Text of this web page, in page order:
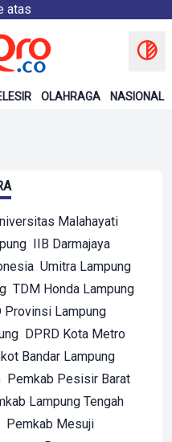
atas
OLAHRAGA NASIONAL
Malahayati
IIB Darmajaya
Umitra Lampung
TDM Honda Lampung
Provinsi Lampung
DPRD Kota Metro
Bandar Lampung
Pemkab Pesisir Barat
Lampung Tengah
Pemkab Mesuji